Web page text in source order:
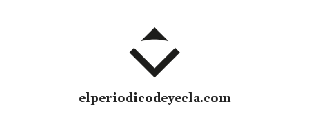
elperiodicodeyecla.com